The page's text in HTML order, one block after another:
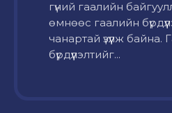
гүний гаалийн
өмнөөс гаалийн
чанартай үзүүлж байна.
бүрдүүлэлтийг...